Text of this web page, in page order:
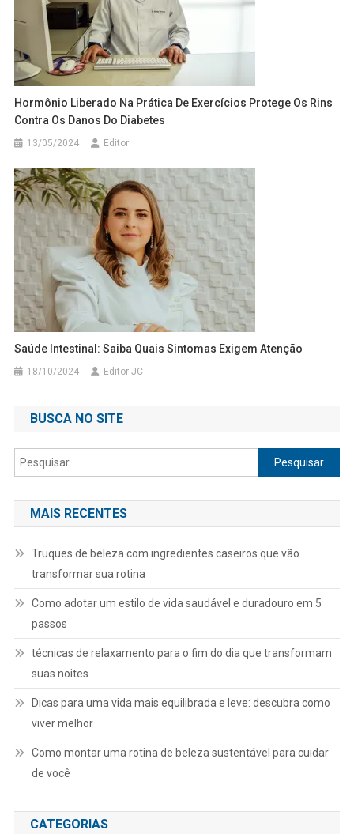
Hormônio Liberado Na Prática De Exercícios Protege Os Rins
Contra Os Danos Do Diabetes
13/05/2024 Editor
Saúde Intestinal: Saiba Quais Sintomas Exigem Atenção
18/10/2024 Editor JC
BUSCA NO SITE
Pesquisar
por:
MAIS RECENTES
Truques de beleza com ingredientes caseiros que vão
transformar sua rotina
Como adotar um estilo de vida saudável e duradouro em 5
passos
técnicas de relaxamento para o fim do dia que transformam
suas noites
Dicas para uma vida mais equilibrada e leve: descubra como
viver melhor
Como montar uma rotina de beleza sustentável para cuidar
de você
CATEGORIAS